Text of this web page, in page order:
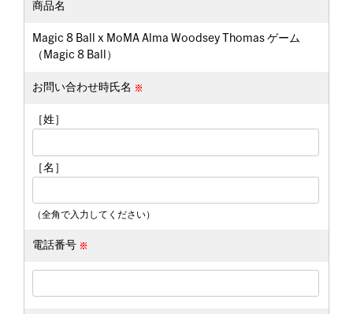
商品名
Magic 8 Ball x MoMA Alma Woodsey Thomas ゲーム
（Magic 8 Ball）
お問い合わせ時氏名
［姓］
［名］
（全角で入力してください）
電話番号